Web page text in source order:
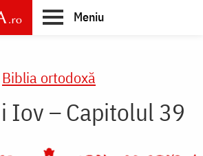
Meniu
Biblia ortodoxă
Iov – Capitolul 39